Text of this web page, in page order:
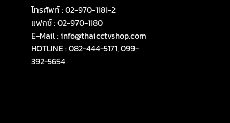
โทรศัพท์ : 02-970-1181-2
แฟกซ์ : 02-970-1180
E-Mail : info@thaicctvshop.com
HOTLINE : 082-444-5171, 099-
392-5654